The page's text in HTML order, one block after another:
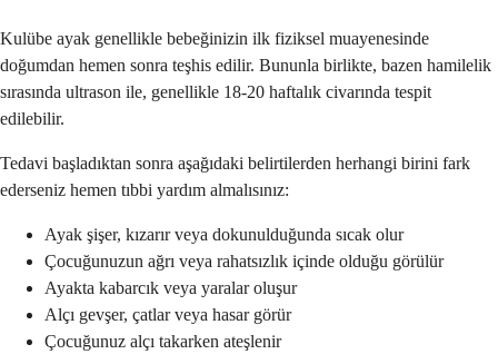
Kulübe ayak genellikle bebeğinizin ilk fiziksel muayenesinde
doğumdan hemen sonra teşhis edilir. Bununla birlikte, bazen hamilelik
sırasında ultrason ile, genellikle 18-20 haftalık civarında tespit
edilebilir.
Tedavi başladıktan sonra aşağıdaki belirtilerden herhangi birini fark
ederseniz hemen tıbbi yardım almalısınız:
Ayak şişer, kızarır veya dokunulduğunda sıcak olur
Çocuğunuzun ağrı veya rahatsızlık içinde olduğu görülür
Ayakta kabarcık veya yaralar oluşur
Alçı gevşer, çatlar veya hasar görür
Çocuğunuz alçı takarken ateşlenir